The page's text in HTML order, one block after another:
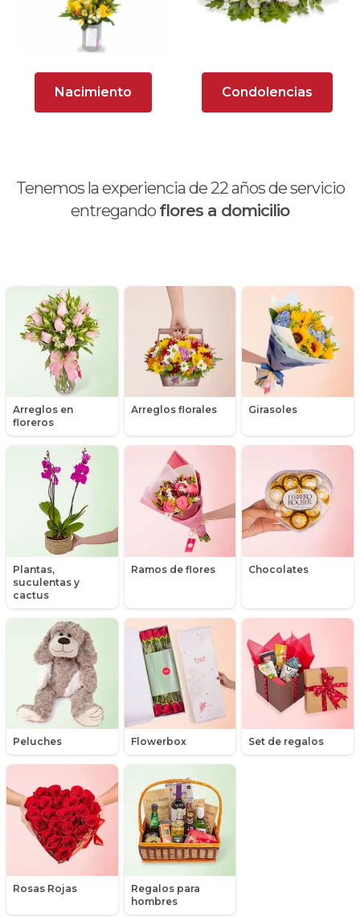
Nacimiento Condolencias
Tenemos la experiencia de 22años de servicio
entregando flores a domicilio
Arreglos en
floreros
Arreglos florales Girasoles
Plantas,
suculentas y
cactus
Ramos de flores Chocolates
Peluches Flowerbox Set de regalos
Rosas Rojas
Regalos para
hombres
Ave del Paraíso (Strelitzia)
Chocolates y galletas
Día de la secretaria
Flores y Regalos de Navidad
Gerberas
Girasoles
Globos
Graduación
Hipericum
Libros
Maules
Mensajes
Minirosas
Nacimiento de niños
Nacimientos
Nacimientos de niñas
Packs de productos
Peluches
Peonias